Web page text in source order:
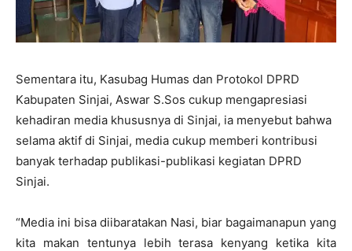
Sementara itu, Kasubag Humas dan Protokol DPRD
Kabupaten Sinjai, Aswar S.Sos cukup mengapresiasi
kehadiran media khususnya di Sinjai, ia menyebut bahwa
selama aktif di Sinjai, media cukup memberi kontribusi
banyak terhadap publikasi-publikasi kegiatan DPRD
Sinjai.
“Media ini bisa diibaratakan Nasi, biar bagaimanapun yang
kita makan tentunya lebih terasa kenyang ketika kita